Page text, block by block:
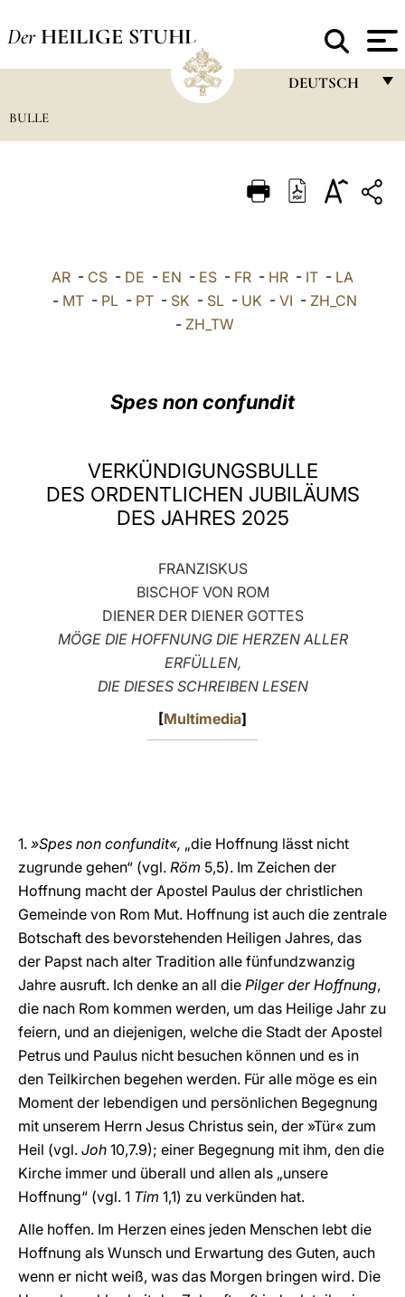
Der HEILIGE STUHL
DEUTSCH
ITALIANO
DEUTSCH
中文
BULLE
AR - CS - DE - EN - ES - FR - HR - IT - LA
- MT- PL- PT- SK - SL- UK - VI - ZH_CN
- ZH_TW
Spes non confundit
VERKÜNDIGUNGSBULLE
DES ORDENTLICHEN JUBILÄUMS
DES JAHRES 2025
FRANZISKUS
BISCHOF VON ROM
DIENER DER DIENER GOTTES
MÖGE DIE HOFFNUNG DIE HERZEN ALLER
ERFÜLLEN,
DIE DIESES SCHREIBEN LESEN
[Multimedia]
1. »Spes non confundit«, „die Hoffnung lässt nicht
zugrunde gehen“ (vgl. Röm 5,5). Im Zeichen der
Hoffnung macht der Apostel Paulus der christlichen
Gemeinde von Rom Mut. Hoffnung ist auch die zentrale
Botschaft des bevorstehenden Heiligen Jahres, das
der Papst nach alter Tradition alle fünfundzwanzig
Jahre ausruft. Ich denke an all die Pilger der Hoffnung,
die nach Rom kommen werden, um das Heilige Jahr zu
feiern, und an diejenigen, welche die Stadt der Apostel
Petrus und Paulus nicht besuchen können und es in
den Teilkirchen begehen werden. Für alle möge es ein
Moment der lebendigen und persönlichen Begegnung
mit unserem Herrn Jesus Christus sein, der »Tür« zum
Heil (vgl. Joh 10,7.9); einer Begegnung mit ihm, den die
Kirche immer und überall und allen als „unsere
Hoffnung“ (vgl. 1 Tim 1,1) zu verkünden hat.
Alle hoffen. Im Herzen eines jeden Menschen lebt die
Hoffnung als Wunsch und Erwartung des Guten, auch
wenn er nicht weiß, was das Morgen bringen wird. Die